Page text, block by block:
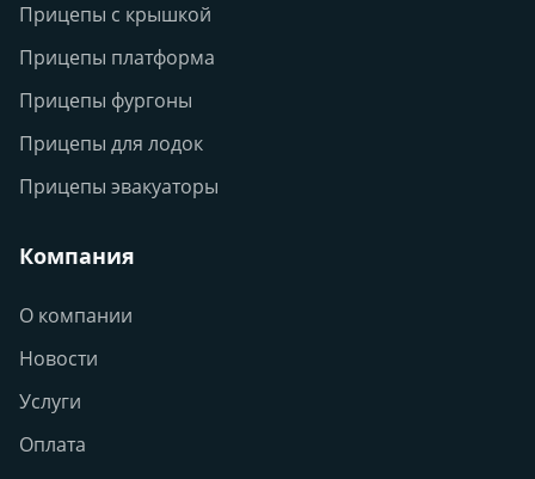
Прицепы с крышкой
Прицепы платформа
Прицепы фургоны
Прицепы для лодок
Прицепы эвакуаторы
Компания
О компании
Новости
Услуги
Оплата